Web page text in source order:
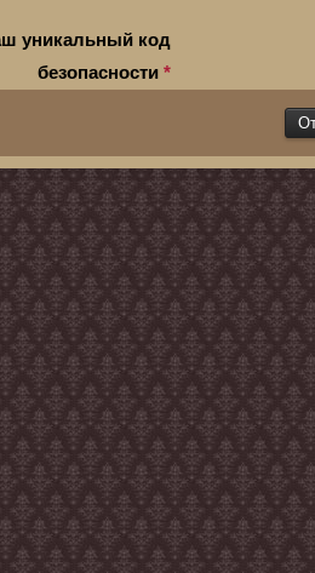
уникальный код
безопасности*